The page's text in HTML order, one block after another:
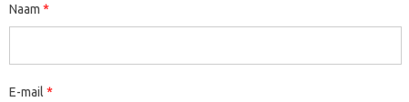
Naam *
E-mail *